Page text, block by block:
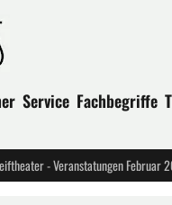
Service Fachbegriffe
- Veranstatungen Februar